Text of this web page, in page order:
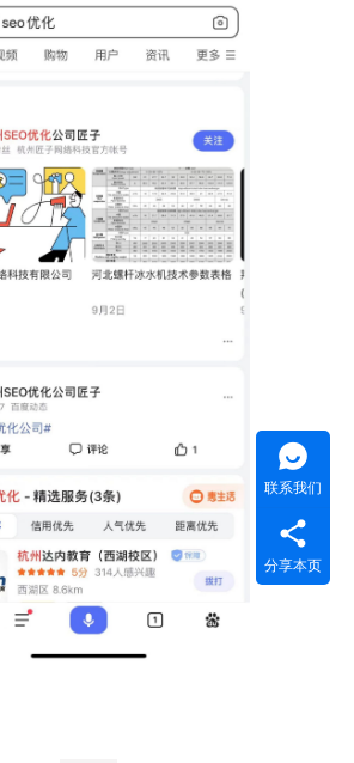
联系我们
分享本页